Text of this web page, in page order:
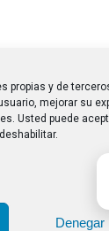
propias y de
mejorar su
Usted puede
Denegar